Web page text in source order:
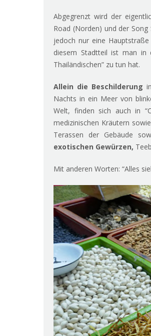
Abgegrenzt wird der
Road (Norden) und der Song
jedoch nur eine Hauptstraße
diesem Stadtteil ist man in
Thailändischen” zu tun hat.
Allein die Beschilderung
Nachts in ein Meer von
Welt, finden sich auch in
medizinischen Kräutern sowie
Terassen der Gebäude
exotischen Gewürzen,
Mit anderen Worten: “Alles